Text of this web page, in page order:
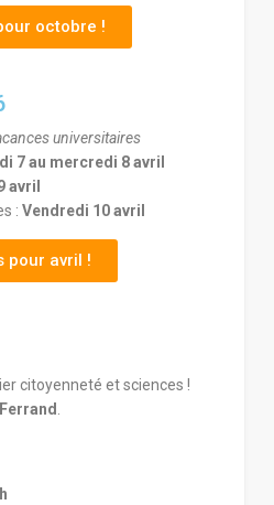
octobre !
universitaires
7 au mercredi 8 avril
avril
: Vendredi 10 avril
pour avril !
citoyenneté et sciences !